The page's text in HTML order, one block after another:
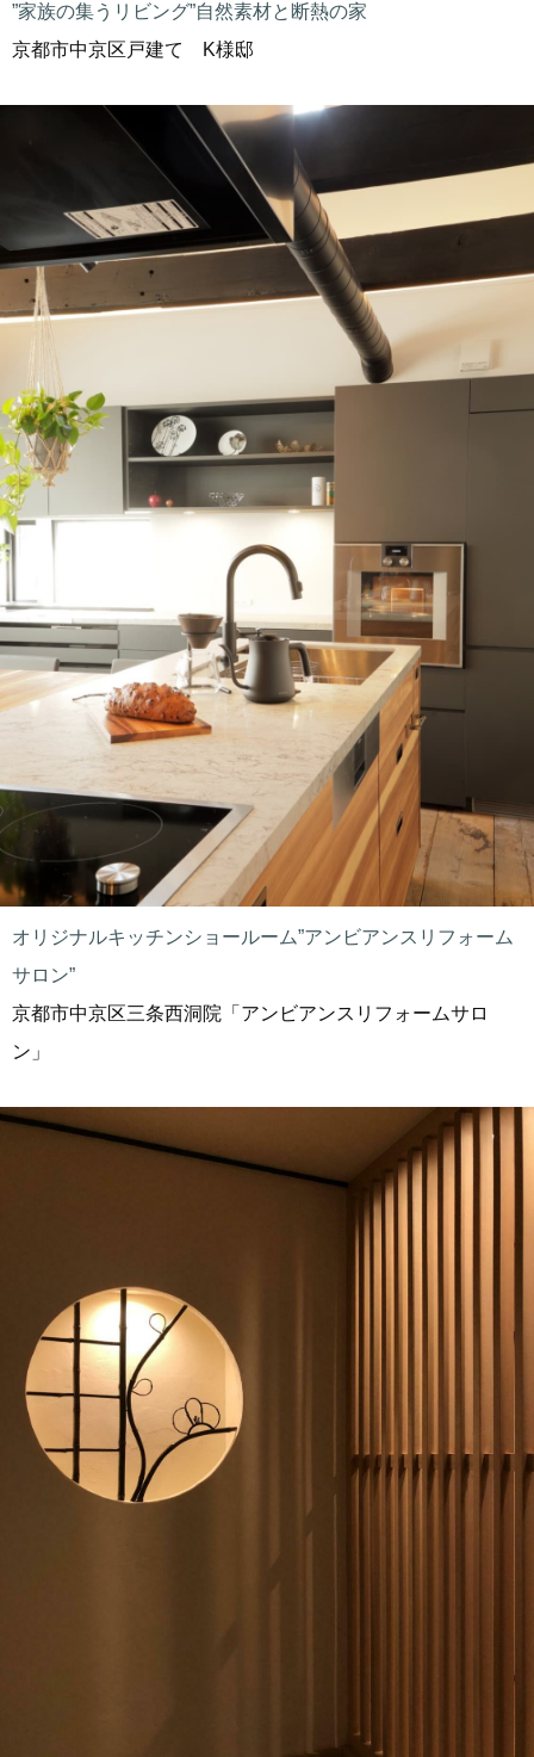
”家族の集うリビング”自然素材と断熱の家
京都市中京区戸建て K様邸
オリジナルキッチンショールーム”アンビアンスリフォーム
サロン”
京都市中京区三条西洞院「アンビアンスリフォームサロ
ン」